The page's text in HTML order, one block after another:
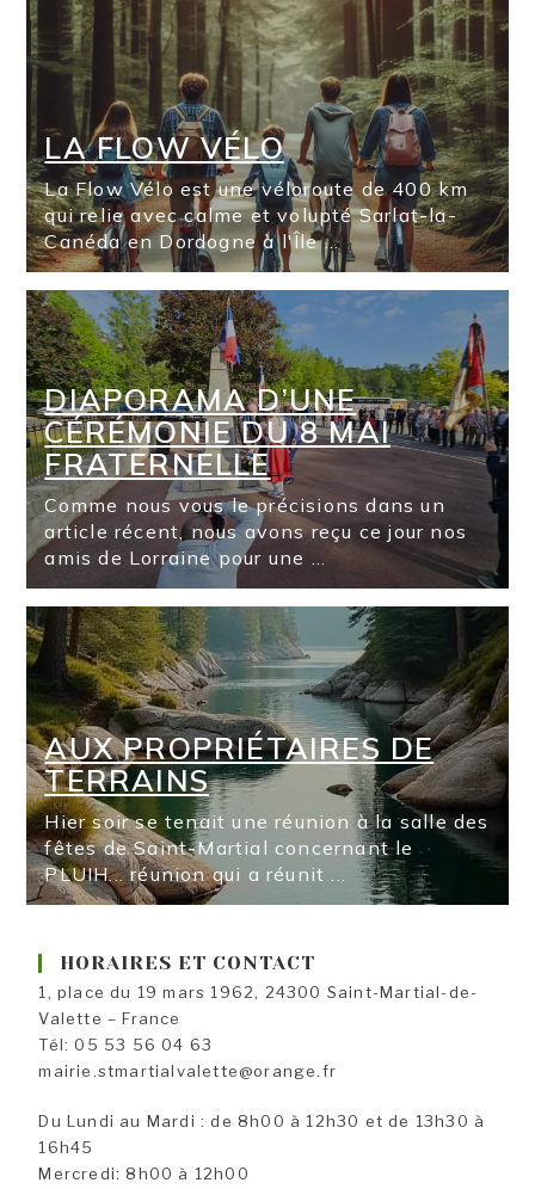
LA FLOW VÉLO
La Flow Vélo est une véloroute de 400 km
qui relie avec calme et volupté Sarlat-la-
Canéda en Dordogne à l'Île ...
DIAPORAMA D’UNE
CÉRÉMONIE DU 8 MAI
FRATERNELLE
Comme nous vous le précisions dans un
article récent, nous avons reçu ce jour nos
amis de Lorraine pour une ...
AUX PROPRIÉTAIRES DE
TERRAINS
Hier soir se tenait une réunion à la salle des
fêtes de Saint-Martial concernant le
PLUIH... réunion qui a réunit ...
HORAIRES ET CONTACT
1, place du 19 mars 1962, 24300 Saint-Martial-de-
Valette – France
Tél: 05 53 56 04 63
mairie.stmartialvalette@orange.fr
Du Lundi au Mardi : de 8h00 à 12h30 et de 13h30 à
16h45
Mercredi: 8h00 à 12h00